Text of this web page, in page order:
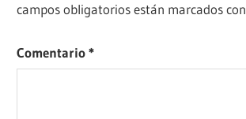
campos obligatorios están marcados con
Comentario*